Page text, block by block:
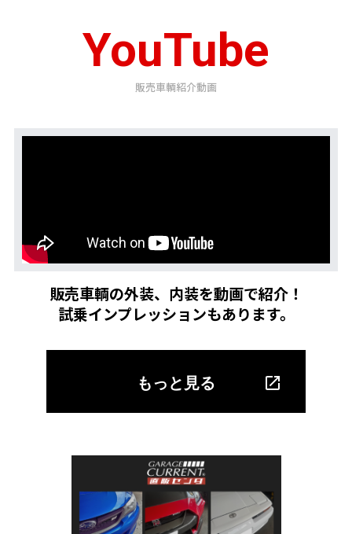
YouTube
販売車輌紹介動画
販売車輌の外装、内装を動画で紹介！
試乗インプレッションもあります。
もっと見る